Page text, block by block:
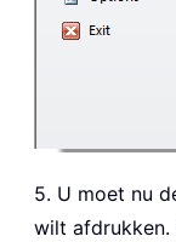
5. U moet nu
wilt